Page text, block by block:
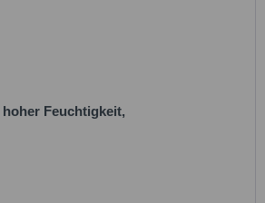
hoher Feuchtigkeit,